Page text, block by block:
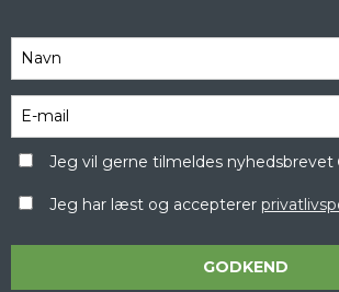
Jeg vil gerne tilmeldes nyhedsbrevet
Jeg har læst og accepterer
GODKEND